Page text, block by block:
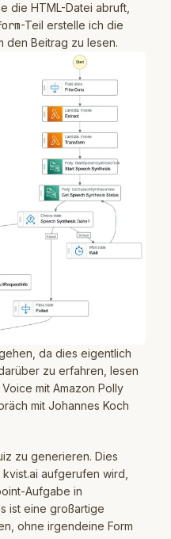
die HTML-Datei abruft,
-Teil erstelle ich die
den Beitrag zu lesen.
da dies eigentlich
zu erfahren, lesen
mit Amazon Polly
mit Johannes Koch
zu generieren. Dies
aufgerufen wird,
Aufgabe in
ist eine großartige
ohne irgendeine Form